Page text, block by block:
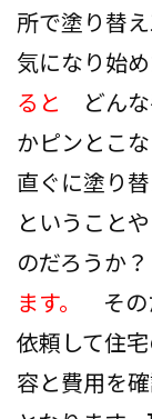
会社案内
プライバシーポリ
お問い合わせ
施工事例
お知らせ
スタッフブログ
所で塗り替
気になり始
ると
どんな
かピンとこ
直ぐに塗り
ということ
のだろうか
ます。
その
依頼して住
容と費用を